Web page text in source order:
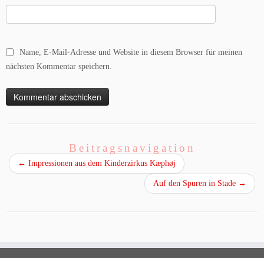
Name, E-Mail-Adresse und Website in diesem Browser für meinen
nächsten Kommentar speichern.
Beitragsnavigation
← Impressionen aus dem Kinderzirkus Kæphøj
Auf den Spuren in Stade →